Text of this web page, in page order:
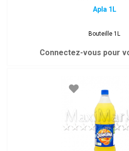
Apla 1L
Bouteille 1L
Connectez-vous pour